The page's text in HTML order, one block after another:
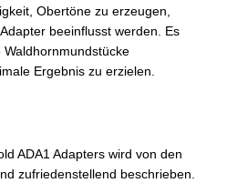
Obertöne zu erzeugen,
beeinflusst werden. Es
Ergebnis zu erzielen.
ADA1 Adapters wird von den
zufriedenstellend beschrieben.